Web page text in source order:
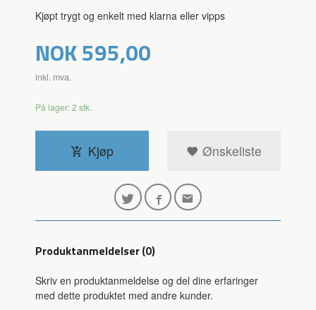
Kjøpt trygt og enkelt med klarna eller vipps
Pris
NOK595,00
inkl. mva.
På lager: 2 stk.
Kjøp Ønskeliste
Produktanmeldelser (0)
Skriv en produktanmeldelse og del dine erfaringer
med dette produktet med andre kunder.